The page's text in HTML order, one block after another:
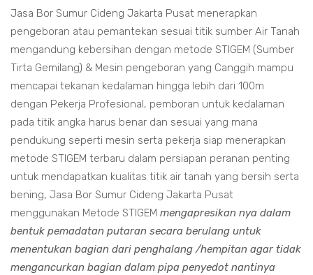
Jasa Bor Sumur Cideng Jakarta Pusat menerapkan
pengeboran atau pemantekan sesuai titik sumber Air Tanah
mengandung kebersihan dengan metode STIGEM (Sumber
Tirta Gemilang) & Mesin pengeboran yang Canggih mampu
mencapai tekanan kedalaman hingga lebih dari 100m
dengan Pekerja Profesional, pemboran untuk kedalaman
pada titik angka harus benar dan sesuai yang mana
pendukung seperti mesin serta pekerja siap menerapkan
metode STIGEM terbaru dalam persiapan peranan penting
untuk mendapatkan kualitas titik air tanah yang bersih serta
bening, Jasa Bor Sumur Cideng Jakarta Pusat
menggunakan Metode STIGEM mengapresikan nya dalam
bentuk pemadatan putaran secara berulang untuk
menentukan bagian dari penghalang /hempitan agar tidak
mengancurkan bagian dalam pipa penyedot nantinya